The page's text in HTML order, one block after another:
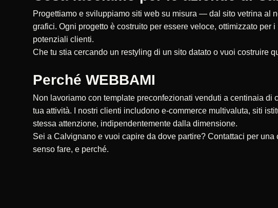
Progettiamo e sviluppiamo siti web su misura — dal sito vetrina al
grafici. Ogni progetto è costruito per essere veloce, ottimizzato
potenziali clienti.
Che tu stia cercando un restyling di un sito datato o vuoi costruire
Perché WEBBAMI
Non lavoriamo con template preconfezionati venduti a centinaia
tua attività. I nostri clienti includono e-commerce multivaluta, siti
stessa attenzione, indipendentemente dalla dimensione.
Sei a Calvignano e vuoi capire da dove partire? Contattaci per
senso fare, e perché.